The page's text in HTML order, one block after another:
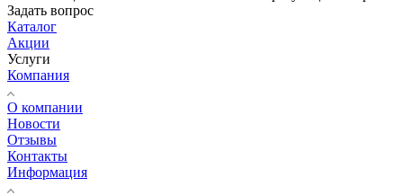
Задать вопрос
Каталог
Акции
Услуги
Компания
О компании
Новости
Отзывы
Контакты
Информация